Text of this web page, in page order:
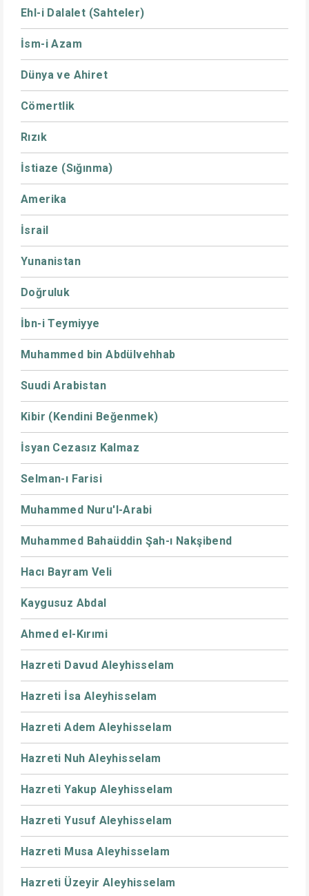
Ehl-i Dalalet (Sahteler)
İsm-i Azam
Dünya ve Ahiret
Cömertlik
Rızık
İstiaze (Sığınma)
Amerika
İsrail
Yunanistan
Doğruluk
İbn-i Teymiyye
Muhammed bin Abdülvehhab
Suudi Arabistan
Kibir (Kendini Beğenmek)
İsyan Cezasız Kalmaz
Selman-ı Farisi
Muhammed Nuru'l-Arabi
Muhammed Bahaüddin Şah-ı Nakşibend
Hacı Bayram Veli
Kaygusuz Abdal
Ahmed el-Kırımi
Hazreti Davud Aleyhisselam
Hazreti İsa Aleyhisselam
Hazreti Adem Aleyhisselam
Hazreti Nuh Aleyhisselam
Hazreti Yakup Aleyhisselam
Hazreti Yusuf Aleyhisselam
Hazreti Musa Aleyhisselam
Hazreti Üzeyir Aleyhisselam